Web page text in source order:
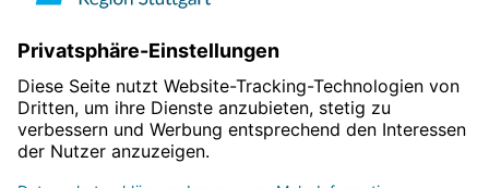
Informationen & Downloads